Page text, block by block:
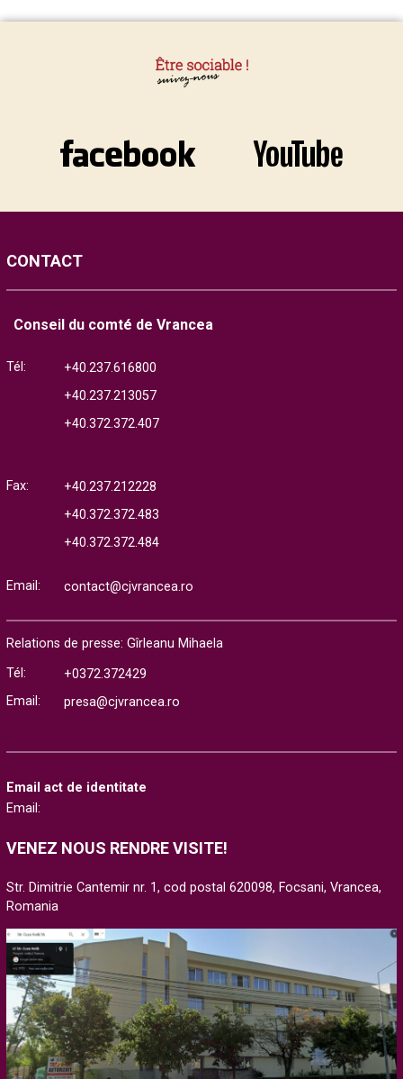
CONTACT
Conseil du comté de Vrancea
Tél:
+40.237.616800
+40.237.213057
+40.372.372.407
Fax:
+40.237.212228
+40.372.372.483
+40.372.372.484
Email: contact@cjvrancea.ro
Relations de presse: Gîrleanu Mihaela
Tél:
+0372.372429
Email:
presa@cjvrancea.ro
Email act de identitate
Email:
VENEZ NOUS RENDRE VISITE!
Str. Dimitrie Cantemir nr. 1, cod postal 620098, Focsani, Vrancea,
Romania